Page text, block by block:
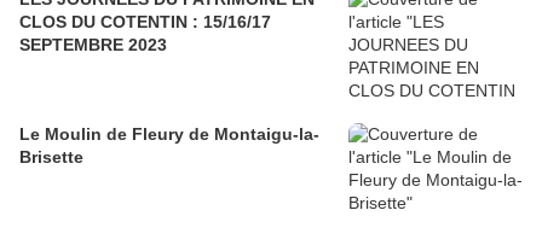
CLOS DU COTENTIN : 15/16/17
SEPTEMBRE 2023
Le Moulin de Fleury de Montaigu-la-
Brisette